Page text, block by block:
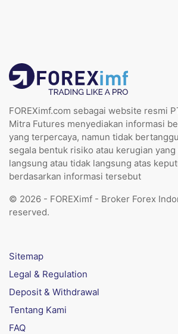
FOREXimf.com sebagai website resmi
Mitra Futures menyediakan informasi
yang terpercaya, namun tidak
segala bentuk risiko atau kerugian
langsung atau tidak langsung atas
berdasarkan informasi tersebut
© 2026 - FOREXimf - Broker Forex
reserved.
Sitemap
Legal & Regulation
Deposit & Withdrawal
Tentang Kami
FAQ